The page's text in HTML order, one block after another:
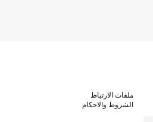
ملفات الارتباط
الشروط والاحكام